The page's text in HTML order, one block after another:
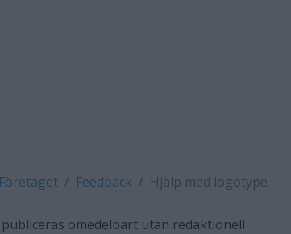
Feedback Hjälp med logotype.
omedelbart utan redaktionell